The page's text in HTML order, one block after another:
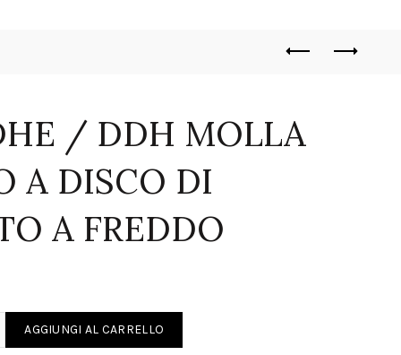
/ DDH MOLLA
A DISCO DI
A FREDDO
AGGIUNGI AL CARRELLO